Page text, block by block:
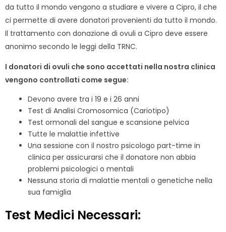
da tutto il mondo vengono a studiare e vivere a Cipro, il che
ci permette di avere donatori provenienti da tutto il mondo.
Il trattamento con donazione di ovuli a Cipro deve essere
anonimo secondo le leggi della TRNC.
I donatori di ovuli che sono accettati nella nostra clinica
vengono controllati come segue:
Devono avere tra i 19 e i 26 anni
Test di Analisi Cromosomica (Cariotipo)
Test ormonali del sangue e scansione pelvica
Tutte le malattie infettive
Una sessione con il nostro psicologo part-time in
clinica per assicurarsi che il donatore non abbia
problemi psicologici o mentali
Nessuna storia di malattie mentali o genetiche nella
sua famiglia
Test Medici Necessari: